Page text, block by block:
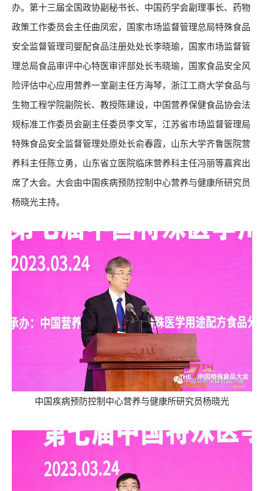
办。第十三届全国政协副秘书长、中国药学会副理事长、药物
政策工作委员会主任曲凤宏，国家市场监督管理总局特殊食品
安全监督管理司婴配食品注册处处长李晓瑜，国家市场监督管
理总局食品审评中心特医审评部处长韦晓瑜，国家食品安全风
险评估中心应用营养一室副主任方海琴，浙江工商大学食品与
生物工程学院副院长、教授陈建设，中国营养保健食品协会法
规标准工作委员会副主任委员李文军，江苏省市场监督管理局
特殊食品安全监督管理处原处长俞春霞，山东大学齐鲁医院营
养科主任陈立勇，山东省立医院临床营养科主任冯丽等嘉宾出
席了大会。大会由中国疾病预防控制中心营养与健康所研究员
杨晓光主持。
中国疾病预防控制中心营养与健康所研究员杨晓光